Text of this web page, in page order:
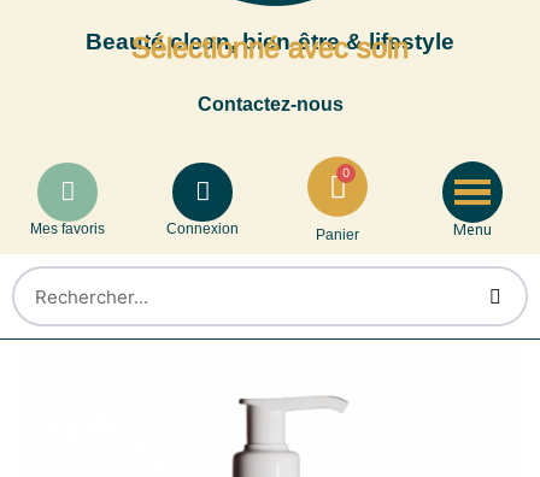
Beauté clean, bien-être & lifestyle
Sélectionné avec soin
Contactez-nous
Mes favoris Connexion Panier Menu